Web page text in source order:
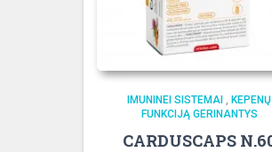
IMUNINEI SISTEMAI , KEPENŲ
FUNKCIJĄ GERINANTYS
CARDUSCAPS